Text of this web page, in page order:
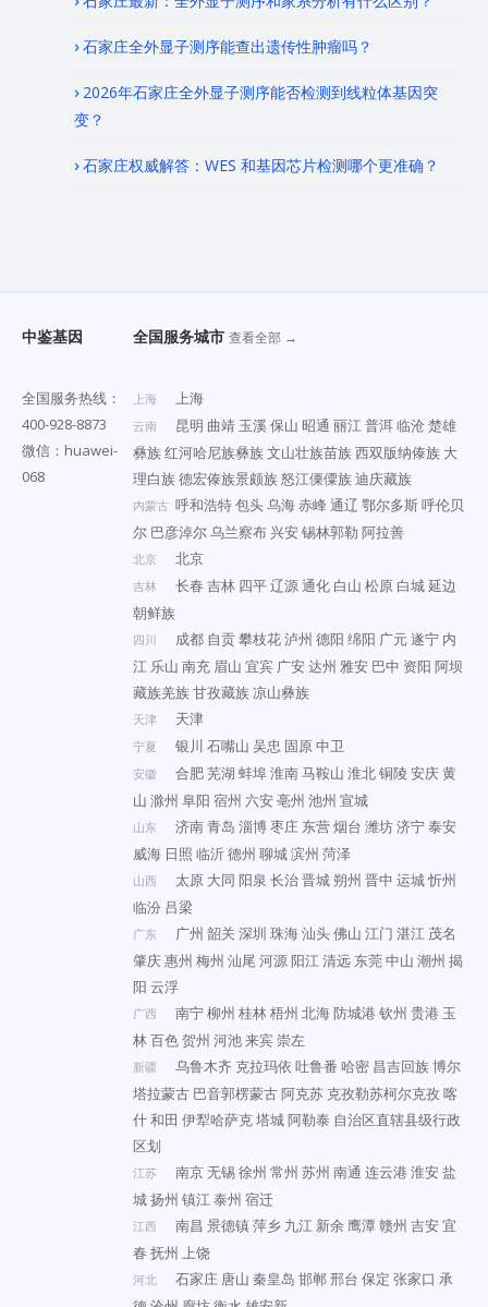
石家庄全外显子测序能查出遗传性肿瘤吗？
2026年石家庄全外显子测序能否检测到线粒体基因突
变？
石家庄权威解答：WES 和基因芯片检测哪个更准确？
中鉴基因
全国服务热线：
400-928-8873
微信：huawei-
068
全国服务城市 查看全部 →
上海 上海
云南 昆明 曲靖 玉溪保山 昭通 丽江普洱临沧楚雄
彝族红河哈尼族彝族文山壮族苗族西双版纳傣族 大
理白族德宏傣族景颇族怒江傈僳族迪庆藏族
内蒙古 呼和浩特包头乌海赤峰通辽 鄂尔多斯呼伦贝
尔 巴彦淖尔乌兰察布 兴安锡林郭勒 阿拉善
北京 北京
吉林 长春 吉林 四平辽源通化 白山 松原 白城延边
朝鲜族
四川 成都 自贡攀枝花泸州 德阳 绵阳 广元遂宁 内
江 乐山 南充 眉山 宜宾 广安达州 雅安 巴中 资阳 阿坝
藏族羌族甘孜藏族凉山彝族
天津 天津
宁夏 银川 石嘴山 吴忠 固原中卫
安徽 合肥芜湖 蚌埠淮南马鞍山 淮北铜陵 安庆黄
山 滁州 阜阳 宿州 六安亳州 池州 宣城
山东 济南青岛 淄博枣庄 东营烟台 潍坊济宁泰安
威海 日照 临沂德州 聊城滨州 菏泽
山西 太原 大同 阳泉 长治晋城朔州 晋中 运城忻州
临汾 吕梁
广东 广州 韶关 深圳 珠海汕头佛山 江门 湛江 茂名
肇庆惠州 梅州 汕尾 河源阳江清远 东莞中山 潮州 揭
阳 云浮
广西 南宁柳州 桂林梧州 北海防城港钦州 贵港 玉
林百色贺州 河池来宾崇左
新疆 乌鲁木齐 克拉玛依 吐鲁番 哈密 昌吉回族博尔
塔拉蒙古 巴音郭楞蒙古阿克苏 克孜勒苏柯尔克孜喀
什和田 伊犁哈萨克塔城阿勒泰 自治区直辖县级行政
区划
江苏 南京无锡徐州 常州 苏州 南通 连云港淮安盐
城扬州 镇江泰州 宿迁
江西 南昌 景德镇萍乡 九江 新余鹰潭赣州 吉安宜
春 抚州 上饶
河北 石家庄 唐山 秦皇岛 邯郸邢台 保定 张家口 承